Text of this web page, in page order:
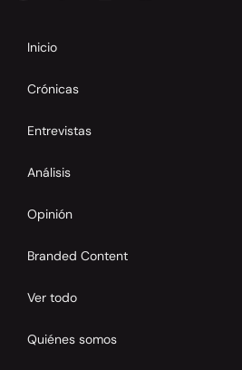
Inicio
Crónicas
Entrevistas
Análisis
Opinión
Branded Content
Ver todo
Quiénes somos